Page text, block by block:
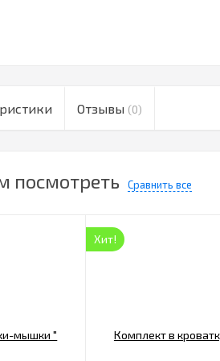
Отзывы (0)
посмотреть Сравнить все
Хит!